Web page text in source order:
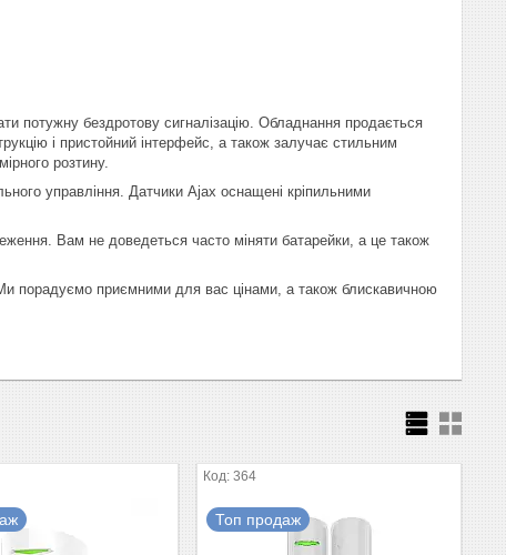
потужну бездротову сигналізацію. Обладнання продається
і пристойний інтерфейс, а також залучає стильним
розтину.
управління. Датчики Ajax оснащені кріпильними
Вам не доведеться часто міняти батарейки, а це також
порадуємо приємними для вас цінами, а також блискавичною
364
Топ продаж